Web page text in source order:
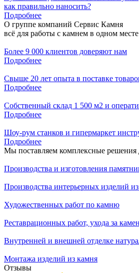
как правильно наносить?
Подробнее
О группе компаний Сервис Камня
всё для работы с камнем в одном месте
Более 9 000 клиентов доверяют нам
Подробнее
Свыше 20 лет опыта в поставке
Подробнее
Собственный склад 1 500 м2 и
Подробнее
Шоу-рум станков и гипермаркет
Подробнее
Мы поставляем комплексные решения
Производства и изготовления
Производства интерьерных изделий
Художественных работ по камню
Реставрационных работ, ухода за
Внутренней и внешней отделке
Монтажа изделий из камня
Отзывы